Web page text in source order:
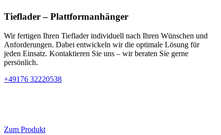
Tieflader – Plattformanhänger
Wir fertigen Ihren Tieflader individuell nach Ihren Wünschen und
Anforderungen. Dabei entwickeln wir die optimale Lösung für
jeden Einsatz. Kontaktieren Sie uns – wir beraten Sie gerne
persönlich.
+49176 32220538
Zum Produkt